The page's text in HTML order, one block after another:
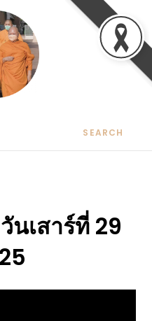
กท่านท้งหลายเทอญ
เสาร์ที่ 29